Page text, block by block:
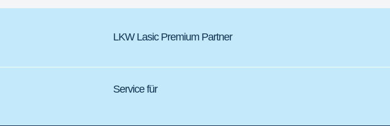
LKW Lasic Premium Partner
Service für